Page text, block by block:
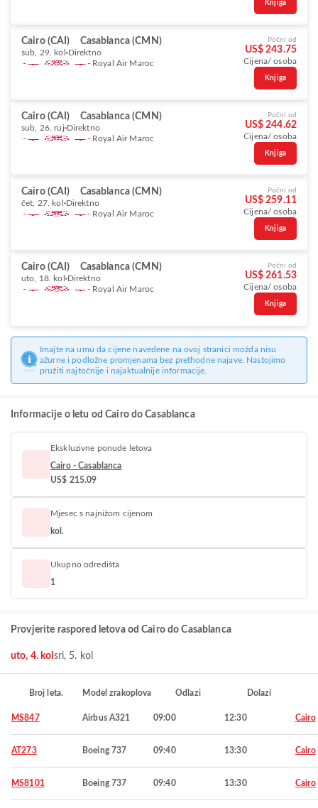
Knjiga
Cairo (CAI) Casablanca (CMN)
sub, 29. kol Direktno
Royal Air Maroc
Počni od
US$ 243.75
Cijena/ osoba
Knjiga
Cairo (CAI) Casablanca (CMN)
sub, 26. ruj Direktno
Royal Air Maroc
Počni od
US$ 244.62
Cijena/ osoba
Knjiga
Cairo (CAI) Casablanca (CMN)
čet, 27. kol Direktno
Royal Air Maroc
Počni od
US$ 259.11
Cijena/ osoba
Knjiga
Cairo (CAI) Casablanca (CMN)
uto, 18. kol Direktno
Royal Air Maroc
Počni od
US$ 261.53
Cijena/ osoba
Knjiga
Imajte na umu da cijene navedene na ovoj stranici možda nisu
ažurne i podložne promjenama bez prethodne najave. Nastojimo
pružiti najtočnije i najaktualnije informacije.
Informacije o letu od Cairo do Casablanca
Ekskluzivne ponude letova
Cairo - Casablanca
US$ 215.09
Mjesec s najnižom cijenom
kol.
Ukupno odredišta
1
Provjerite raspored letova od Cairo do Casablanca
uto, 4. kol sri, 5. kol
Broj leta. Model zrakoplova Odlazi Dolazi
MS847 Airbus A321 09:00 12:30 Cairo
AT273 Boeing 737 09:40 13:30 Cairo
MS8101 Boeing 737 09:40 13:30 Cairo